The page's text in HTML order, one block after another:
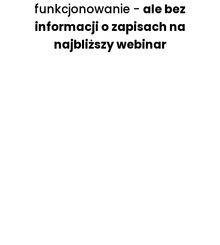
funkcjonowanie - ale bez
informacji o zapisach na
najbliższy webinar